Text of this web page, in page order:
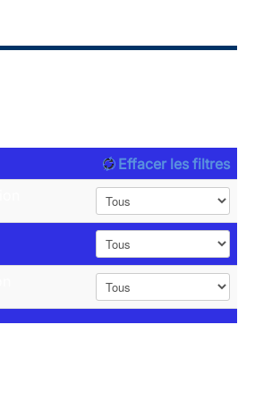
Effacer les filtres